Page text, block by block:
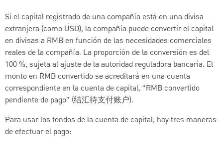
Si el capital registrado de una compañía está en una divisa
extranjera (como USD), la compañía puede convertir el capital
en divisas a RMB en función de las necesidades comerciales
reales de la compañía. La proporción de la conversión es del
100 %, sujeta al ajuste de la autoridad reguladora bancaria. El
monto en RMB convertido se acreditará en una cuenta
correspondiente en la cuenta de capital, “RMB convertido
pendiente de pago” (结汇待支付账户).
Para usar los fondos de la cuenta de capital, hay tres maneras
de efectuar el pago: